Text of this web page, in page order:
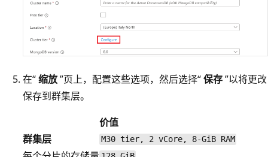
在“缩放”页上，配置这些选项，然后选择“保存”以将更改
保存到群集层。
价值
群集层
M30 tier, 2 vCore, 8-GiB RAM